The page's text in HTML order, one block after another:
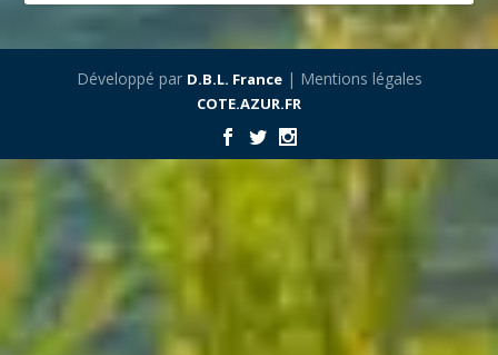
Développé par D.B.L. France| Mentions légales
COTE.AZUR.FR